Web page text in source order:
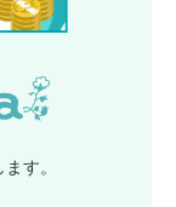
す。